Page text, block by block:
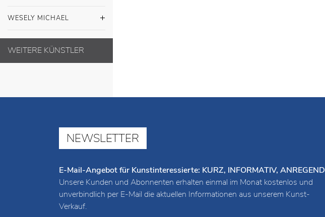
WESELY MICHAEL
WEITERE KÜNSTLER
NEWSLETTER
E-Mail-Angebot für Kunstinteressierte: KURZ, INFORMATIV, ANREGEND
Unsere Kunden und Abonnenten erhalten einmal im Monat kostenlos und
unverbindlich per E-Mail die aktuellen Informationen aus unserem Kunst-
Verkauf.